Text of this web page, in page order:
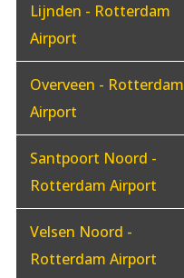
Lijnden - Rotterdam
Airport
Overveen - Rotterdam
Airport
Santpoort Noord -
Rotterdam Airport
Velsen Noord -
Rotterdam Airport